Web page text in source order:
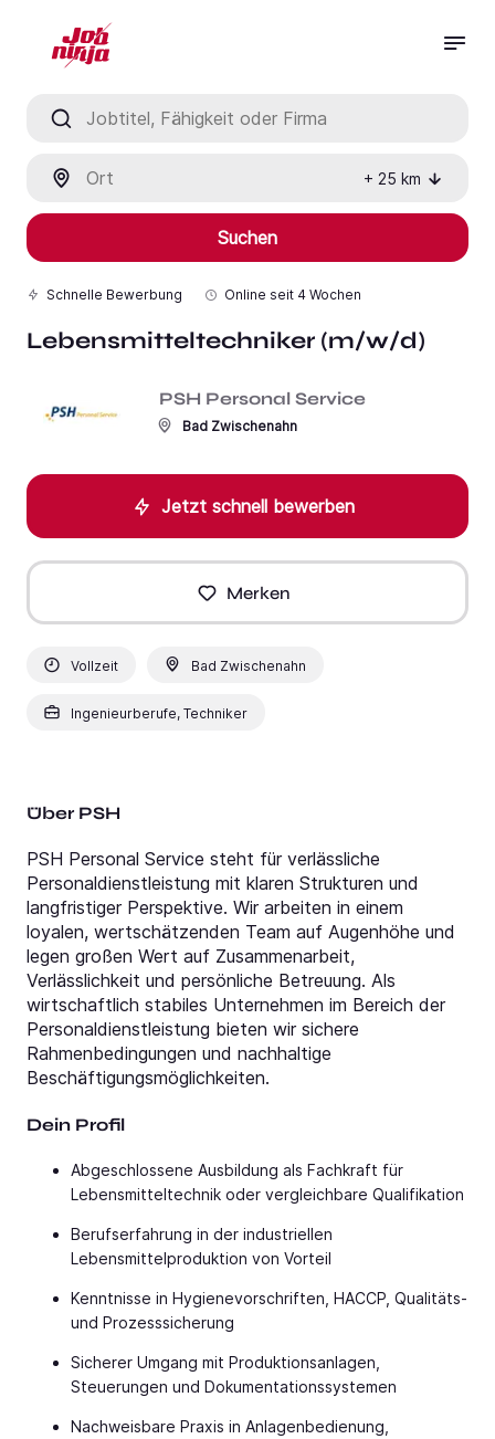
+ 25 km
Suchen
Schnelle Bewerbung Online seit 4 Wochen
Lebensmitteltechniker (m/w/d)
PSH Personal Service
Bad Zwischenahn
Jetzt schnell bewerben
Merken
Vollzeit Bad Zwischenahn
Ingenieurberufe, Techniker
Über PSH
PSH Personal Service steht für verlässliche
Personaldienstleistung mit klaren Strukturen und
langfristiger Perspektive. Wir arbeiten in einem
loyalen, wertschätzenden Team auf Augenhöhe und
legen großen Wert auf Zusammenarbeit,
Verlässlichkeit und persönliche Betreuung. Als
wirtschaftlich stabiles Unternehmen im Bereich der
Personaldienstleistung bieten wir sichere
Rahmenbedingungen und nachhaltige
Beschäftigungsmöglichkeiten.
Dein Profil
Abgeschlossene Ausbildung als Fachkraft für
Lebensmitteltechnik oder vergleichbare Qualifikation
Berufserfahrung in der industriellen
Lebensmittelproduktion von Vorteil
Kenntnisse in Hygienevorschriften, HACCP, Qualitäts-
und Prozesssicherung
Sicherer Umgang mit Produktionsanlagen,
Steuerungen und Dokumentationssystemen
Nachweisbare Praxis in Anlagenbedienung,